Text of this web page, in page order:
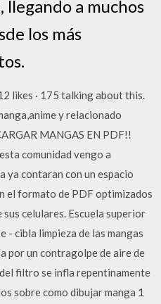
llegando a muchos
los más
likes · 175 talking about this.
y relacionado
MANGAS EN PDF!!
comunidad vengo a
ya contaran con un espacio
el formato de PDF optimizados
celulares. Escuela superior
cibla limpieza de las mangas
por un contragolpe de aire de
filtro se infla repentinamente
sobre como dibujar manga 1